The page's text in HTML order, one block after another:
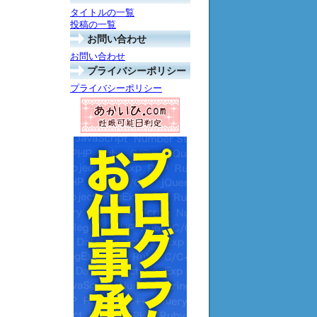
タイトルの一覧
投稿の一覧
お問い合わせ
お問い合わせ
プライバシーポリシー
プライバシーポリシー